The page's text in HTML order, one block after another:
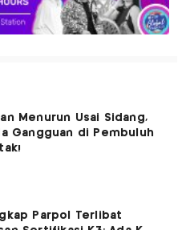
Menurun Usai Sidang,
Gangguan di Pembuluh
Parpol Terlibat